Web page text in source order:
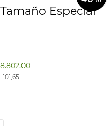
Especial